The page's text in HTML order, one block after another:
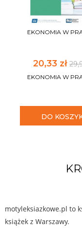
EKONOMIA W
20,33 zł
EKONOMIA W
DO
motyleksiazkowe.pl to
książek z Warszawy.